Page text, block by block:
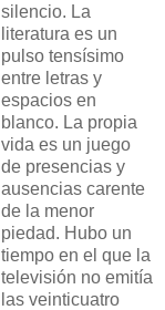
silencio. La
literatura es un
pulso tensísimo
entre letras y
espacios en
blanco. La propia
vida es un juego
de presencias y
ausencias carente
de la menor
piedad. Hubo un
tiempo en el que la
televisión no emitía
las veinticuatro